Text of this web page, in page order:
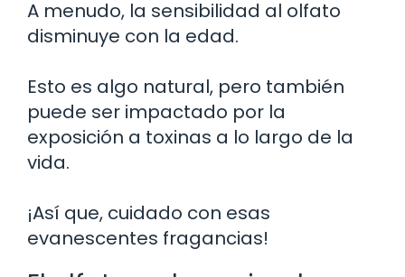
A menudo, la sensibilidad al olfato
disminuye con la edad.
Esto es algo natural, pero también
puede ser impactado por la
exposición a toxinas a lo largo de la
vida.
¡Así que, cuidado con esas
evanescentes fragancias!